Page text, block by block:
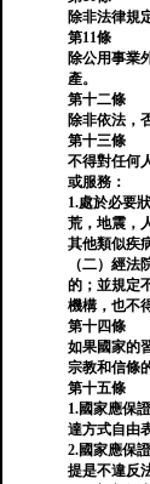
除非法律規
第11條
除公用事業
產。
第十二條
除非依法，
第十三條
不得對任何
或服務：
1.處於必要
荒，地震，
其他類似疾
（二）經
的；並規定
機構，也不
第十四條
如果國家的
宗教和信條
第十五條
1.國家應保
達方式自由
2.國家應保
提是不違反